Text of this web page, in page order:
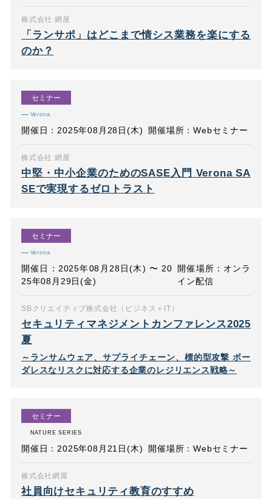
株式会社 網屋
「ランサポ」はどこまで情シス業務を楽にする
のか？
セミナー
Verona
開催日：2025年08月28日(木) 開催場所：Webセミナー
株式会社 網屋
中堅・中小企業のためのSASE入門 Verona SA
SEで実現するゼロトラスト
セミナー
Verona
開催日：2025年08月28日(木) 〜 20
25年08月29日(金)
開催場所：オンラ
イン配信
SBクリエイティブ株式会社（ビジネス＋IT）
セキュリティマネジメントカンファレンス2025
夏
～ランサムウェア、サプライチェーン、標的型攻撃 ボー
ダレスなリスクに対応する企業のレジリエンス戦略～
セミナー
NATURE SERIES
開催日：2025年08月21日(木) 開催場所：Webセミナー
株式会社網屋
社員向けセキュリティ教育のすすめ